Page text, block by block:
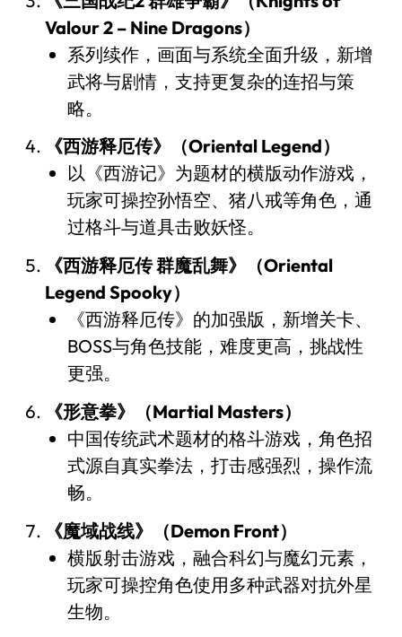
Valour 2 – Nine Dragons）
系列续作，画面与系统全面升级，新增
武将与剧情，支持更复杂的连招与策
略。
《西游释厄传》（Oriental Legend）
以《西游记》为题材的横版动作游戏，
玩家可操控孙悟空、猪八戒等角色，通
过格斗与道具击败妖怪。
《西游释厄传 群魔乱舞》（Oriental
Legend Spooky）
《西游释厄传》的加强版，新增关卡、
BOSS与角色技能，难度更高，挑战性
更强。
《形意拳》（Martial Masters）
中国传统武术题材的格斗游戏，角色招
式源自真实拳法，打击感强烈，操作流
畅。
《魔域战线》（Demon Front）
横版射击游戏，融合科幻与魔幻元素，
玩家可操控角色使用多种武器对抗外星
生物。